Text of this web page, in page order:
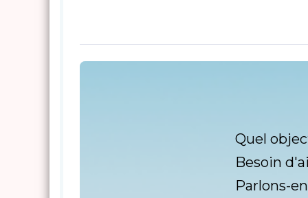
Quel
Besoin
Parlons-